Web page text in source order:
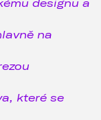
na
které se